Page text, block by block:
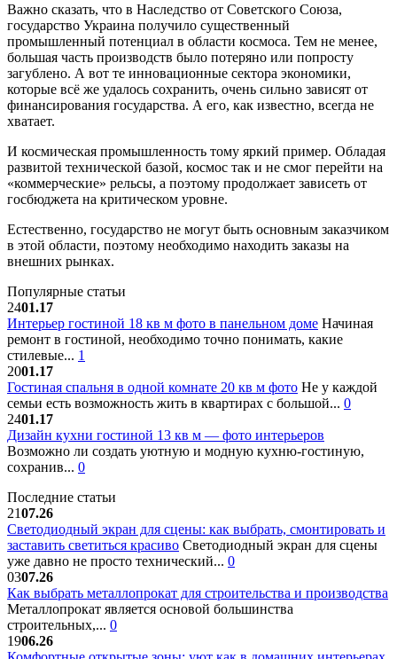
Важно сказать, что в Наследство от Советского Союза,
государство Украина получило существенный
промышленный потенциал в области космоса. Тем не менее,
большая часть производств было потеряно или попросту
загублено. А вот те инновационные сектора экономики,
которые всё же удалось сохранить, очень сильно зависят от
финансирования государства. А его, как известно, всегда не
хватает.
И космическая промышленность тому яркий пример. Обладая
развитой технической базой, космос так и не смог перейти на
«коммерческие» рельсы, а поэтому продолжает зависеть от
госбюджета на критическом уровне.
Естественно, государство не могут быть основным заказчиком
в этой области, поэтому необходимо находить заказы на
внешних рынках.
Популярные статьи
2401.17
Интерьер гостиной 18 кв м фото в панельном доме Начиная
ремонт в гостиной, необходимо точно понимать, какие
стилевые... 1
2001.17
Гостиная спальня в одной комнате 20 кв м фото Не у каждой
семьи есть возможность жить в квартирах с большой... 0
2401.17
Дизайн кухни гостиной 13 кв м — фото интерьеров
Возможно ли создать уютную и модную кухню-гостиную,
сохранив... 0
Последние статьи
2107.26
Светодиодный экран для сцены: как выбрать, смонтировать и
заставить светиться красиво Светодиодный экран для сцены
уже давно не просто технический... 0
0307.26
Как выбрать металлопрокат для строительства и производства
Металлопрокат является основой большинства
строительных,... 0
1906.26